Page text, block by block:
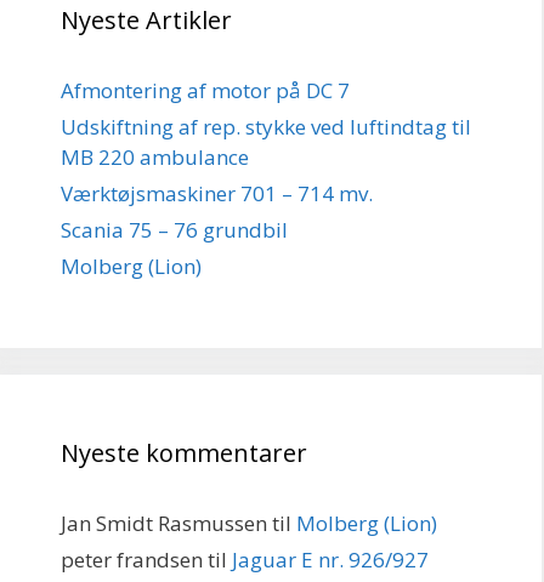
Nyeste Artikler
Afmontering af motor på DC 7
Udskiftning af rep. stykke ved luftindtag til
MB 220 ambulance
Værktøjsmaskiner 701 – 714 mv.
Scania 75 – 76 grundbil
Molberg (Lion)
Nyeste kommentarer
Jan Smidt Rasmussen til Molberg (Lion)
peter frandsen til Jaguar E nr. 926/927